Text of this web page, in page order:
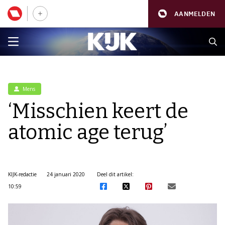
AANMELDEN
Mens
‘Misschien keert de
atomic age terug’
KIJK-redactie
24 januari 2020
10:59
Deel dit artikel: